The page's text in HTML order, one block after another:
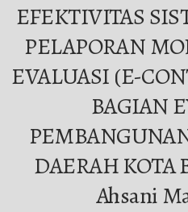
EFEKTIVITAS
PELAPORAN
EVALUASI (e-
BAGIAN
DAERAH KOTA
Ahsani